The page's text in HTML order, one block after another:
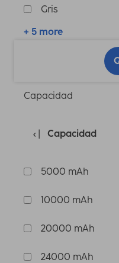
Gris
+ 5 more
Capacidad
Capacidad
5000 mAh
10000 mAh
20000 mAh
24000 mAh